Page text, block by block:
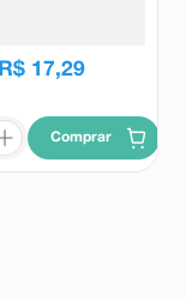
R$ 17,29
Comprar